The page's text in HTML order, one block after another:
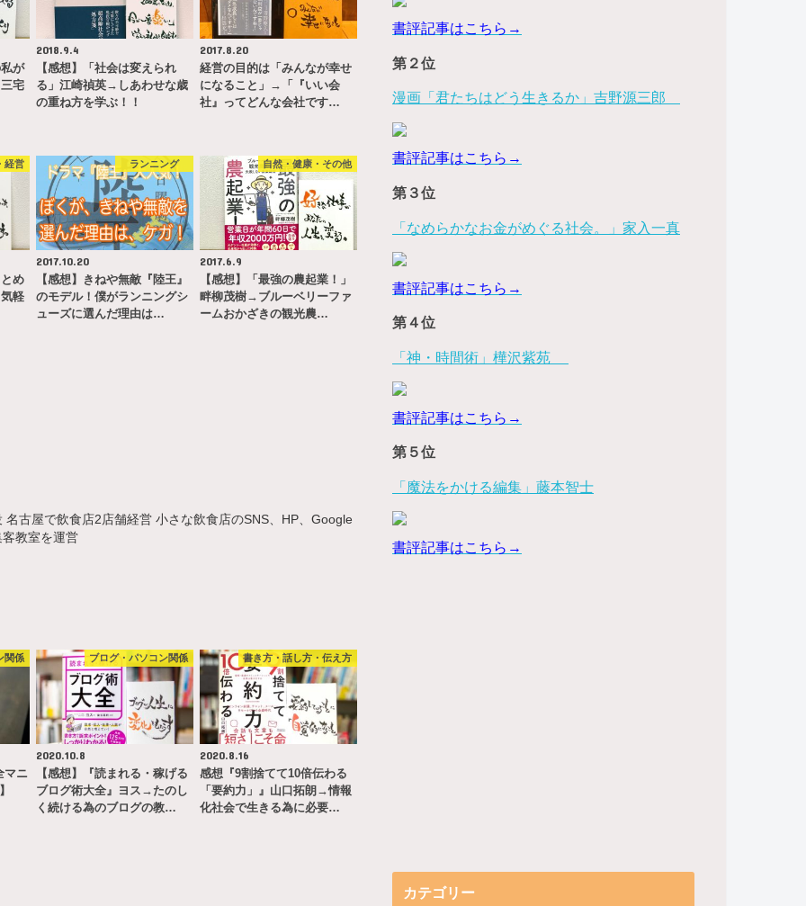
が
宅
2018.9.4
【感想】「社会は変えられ
る」江崎禎英→しあわせな歳
の重ね方を学ぶ！！
2017.8.20
経営の目的は「みんなが幸せ
になること」→「『いい会
社』ってどんな会社です…
経営
め
軽
ランニング
2017.10.20
【感想】きねや無敵『陸王』
のモデル！僕がランニングシ
ューズに選んだ理由は…
自然・健康・その他
2017.6.9
【感想】「最強の農起業！」
畔柳茂樹→ブルーベリーファ
ームおかざきの観光農…
古屋で飲食店2店舗経営 小さな飲食店のSNS、HP、Google
教室を運営
関係
マニ
ブログ・パソコン関係
2020.10.8
【感想】『読まれる・稼げる
ブログ術大全』ヨス→たのし
く続ける為のブログの教…
書き方・話し方・伝え方
2020.8.16
感想『9割捨てて10倍伝わる
「要約力」』山口拓朗→情報
化社会で生きる為に必要…
書評記事はこちら→
第２位
漫画「君たちはどう生きるか」吉野源三郎
書評記事はこちら→
第３位
「なめらかなお金がめぐる社会。」家入一真
書評記事はこちら→
第４位
「神・時間術」樺沢紫苑
書評記事はこちら→
第５位
「魔法をかける編集」藤本智士
書評記事はこちら→
カテゴリー